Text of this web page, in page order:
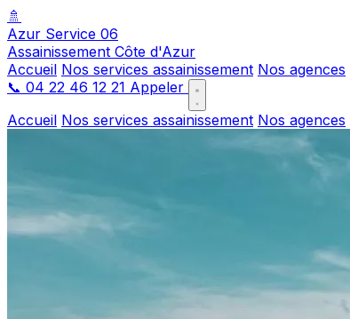
🚿
Azur Service 06
Assainissement Côte d'Azur
Accueil Nos services assainissement Nos agences
📞 04 22 46 12 21 Appeler
Accueil Nos services assainissement Nos agences